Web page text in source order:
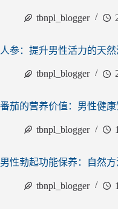
tbnpl_blogger
人参：提升男性活力的天
tbnpl_blogger
番茄的营养价值：男性健
tbnpl_blogger
男性勃起功能保养：自然
tbnpl_blogger